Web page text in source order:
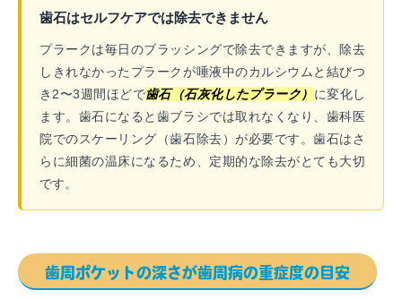
歯石はセルフケアでは除去できません
プラークは毎日のブラッシングで除去できますが、除去
しきれなかったプラークが唾液中のカルシウムと結びつ
き2〜3週間ほどで歯石（石灰化したプラーク） に変化し
ます。歯石になると歯ブラシでは取れなくなり、歯科医
院でのスケーリング（歯石除去）が必要です。歯石はさ
らに細菌の温床になるため、定期的な除去がとても大切
です。
歯周ポケットの深さが歯周病の重症度の目安